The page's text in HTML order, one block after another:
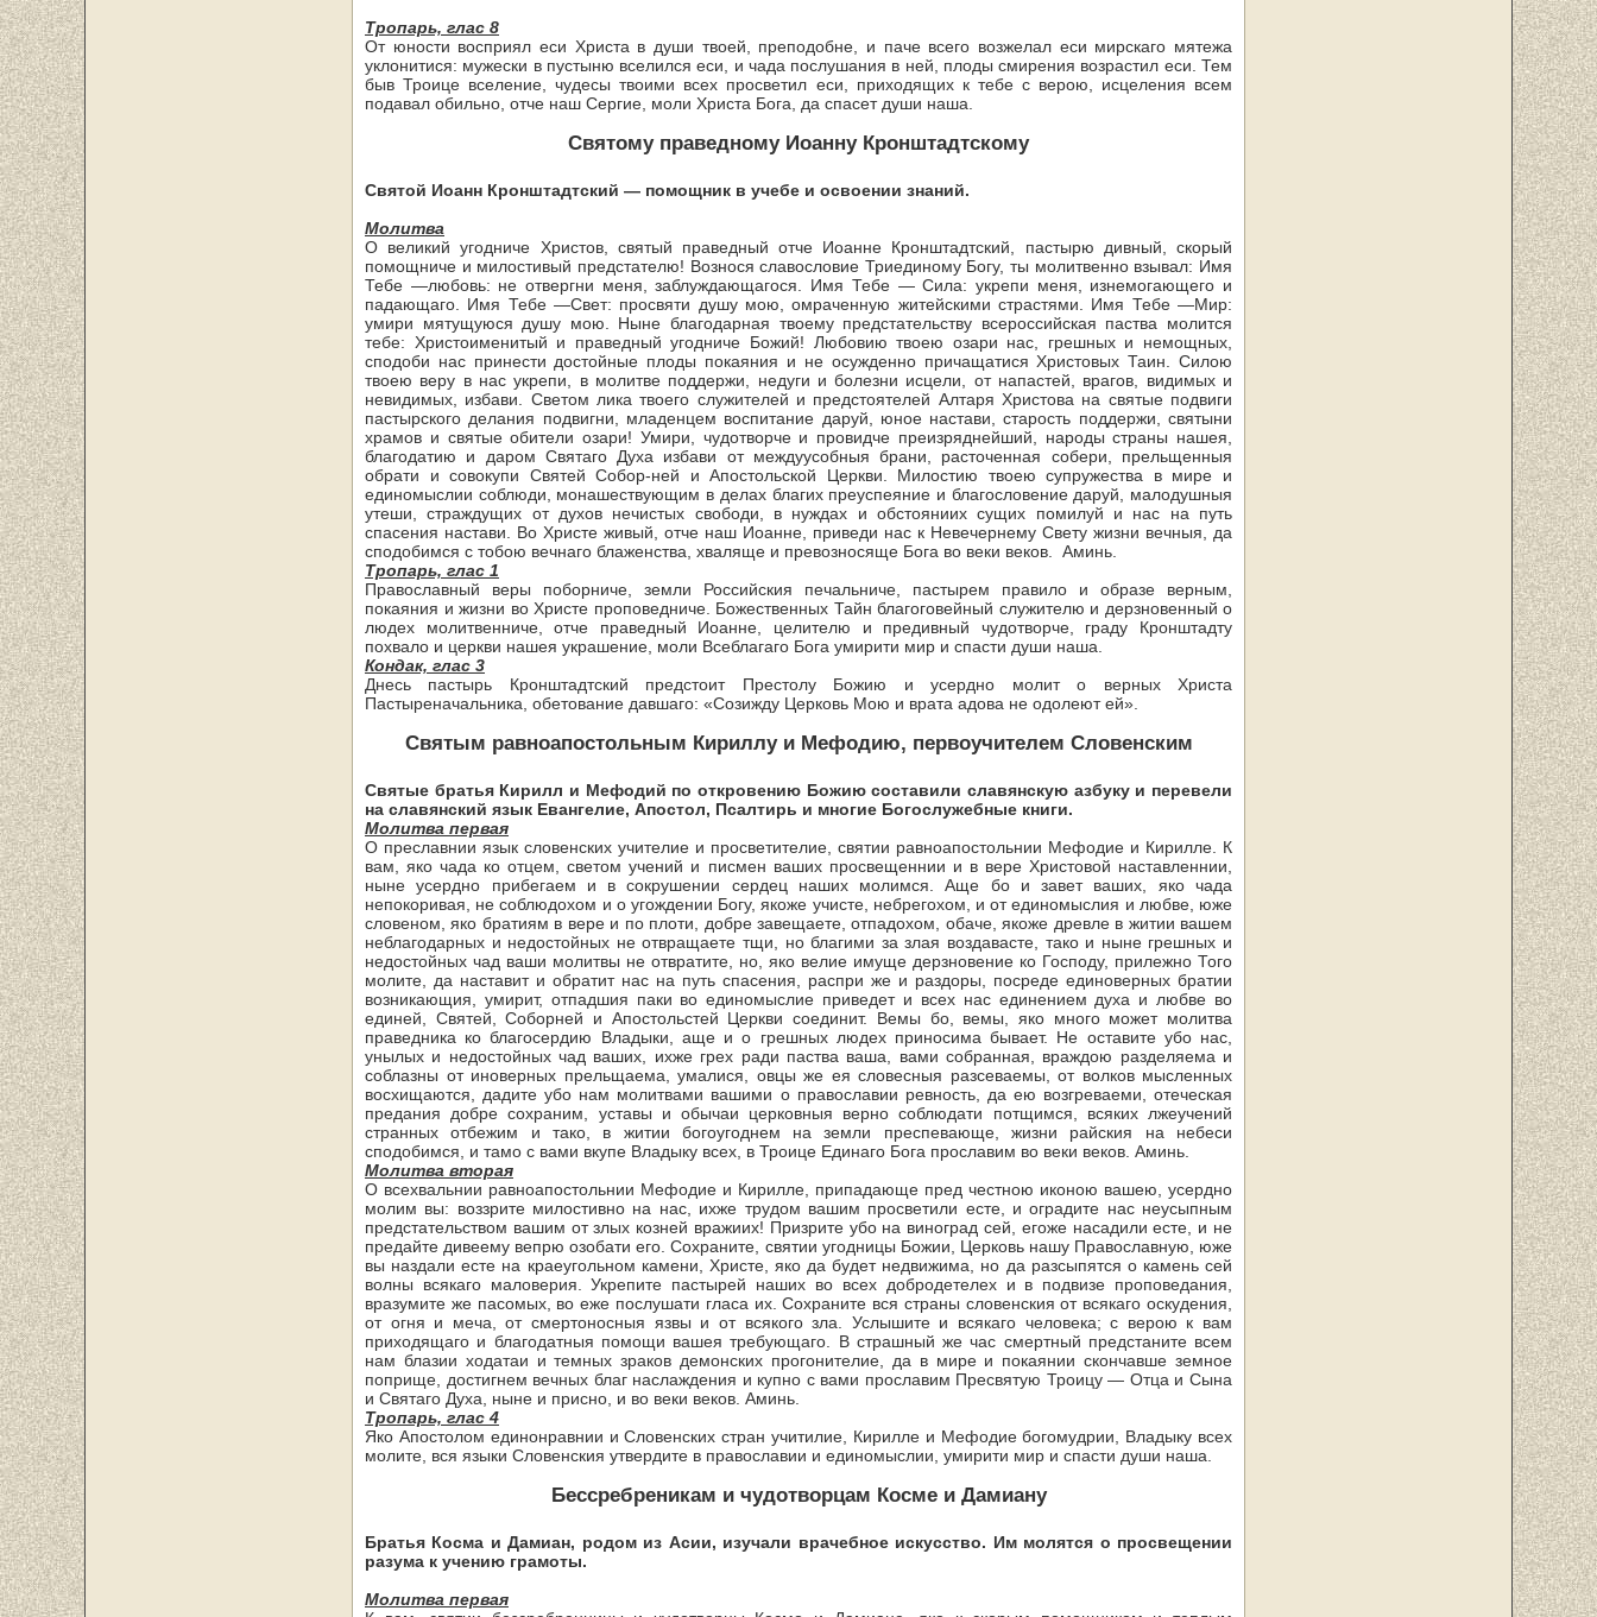
Тропарь, глас 8
От юности восприял еси Христа в души твоей, преподобне, и паче всего возжелал еси мирскаго мятежа
уклонитися: мужески в пустыню вселился еси, и чада послушания в ней, плоды смирения возрастил еси. Тем
быв Троице вселение, чудесы твоими всех просветил еси, приходящих к тебе с верою, исцеления всем
подавал обиль­но, отче наш Сергие, моли Христа Бога, да спасет души наша.
Святому праведному Иоанну Кронштадтскому
Святой Иоанн Кронштадтский — помощник в учебе и освоении знаний.
Молитва
О великий угодниче Христов, святый праведный отче Иоанне Кронштадтский, пастырю дивный, скорый
помощниче и милостивый предстателю! Вознося славословие Триединому Богу, ты молитвенно взывал: Имя
Тебе —любовь: не отвергни меня, заблуждающагося. Имя Тебе — Сила: укрепи меня, изнемогающего и
падающаго. Имя Тебе —Свет: просвяти душу мою, омраченную житейскими страстями. Имя Тебе —Мир:
умири мятущуюся душу мою. Ныне благодарная твоему предстательству всероссийская паства молится
тебе: Христоименитый и праведный угодниче Божий! Любовию твоею озари нас, грешных и немощных,
сподоби нас принести достойные плоды покаяния и не осужденно причащатися Христовых Таин. Силою
твоею веру в нас укрепи, в молитве поддержи, недуги и болезни исцели, от напастей, врагов, видимых и
невидимых, избави. Светом лика твоего служителей и предстоятелей Алтаря Христова на святые подвиги
пастырского делания подвигни, младенцем воспитание даруй, юное настави, старость поддержи, святыни
храмов и святые обители озари! Умири, чудотворче и провидче преизряднейший, народы страны нашея,
благодатию и даром Святаго Духа избави от междуусобныя брани, расточенная со­бери, прельщенныя
обрати и совокупи Святей Собор-ней и Апостольской Церкви. Милостию твоею супружества в мире и
единомыс­лии соблюди, монашествующим в делах благих преуспе­яние и благословение даруй, малодушныя
утеши, страждущих от духов нечистых свободи, в нуждах и обстояниих сущих помилуй и нас на путь
спасения настави. Во Христе живый, отче наш Иоанне, приведи нас к Невечернему Свету жизни вечныя, да
сподобимся с тобою вечнаго блаженства, хваляще и превозносяще Бога во веки веков. Аминь.
Тропарь, глас 1
Православный веры поборниче, зем­ли Российския печальниче, пастырем правило и образе верным,
покаяния и жизни во Христе проповедниче. Боже­ственных Тайн благоговейный служите­лю и дерзновенный о
людех молитвенниче, отче праведный Иоанне, целите­лю и предивный чудотворче, граду Кронштадту
похвало и церкви нашея украшение, моли Всеблагаго Бога умирити мир и спасти души наша.
Кондак, глас 3
Днесь пастырь Кронштадтский пред­стоит Престолу Божию и усердно молит о верных Христа
Пастыреначальника, обетование давшаго: «Созижду Церковь Мою и врата адова не одолеют ей».
Святым равноапостольным Кириллу и Мефодию, первоучителем Словенским
Святые братья Кирилл и Мефодий по откровению Божию составили славянскую азбуку и перевели
на славянский язык Евангелие, Апостол, Псалтирь и многие Богослужебные книги.
Молитва первая
О преславнии язык словенских учителие и просветителие, святии равноапостольнии Мефодие и Кирилле. К
вам, яко чада ко отцем, светом учений и писмен ваших просвещеннии и в вере Христовой наставленнии,
ныне усердно прибегаем и в сокрушении сердец наших мо­лимся. Аще бо и завет ваших, яко чада
непокоривая, не соблюдохом и о угождении Богу, якоже учисте, небрегохом, и от единомыслия и любве, юже
словеном, яко братиям в вере и по плоти, добре завещаете, отпадохом, обаче, якоже древле в житии вашем
неблагодарных и недостойных не отвращаете тщи, но благи­ми за злая воздавасте, тако и ныне грешных и
недостойных чад ваши молитвы не отвратите, но, яко велие имуще дерзновение ко Господу, прилежно Того
молите, да наставит и обратит нас на путь спасения, распри же и раздоры, посреде единоверных братии
возникающия, умирит, отпадшия паки во единомыслие при­ведет и всех нас единением духа и любве во
единей, Святей, Соборней и Апостольстей Церкви соединит. Вемы бо, вемы, яко много может молитва
праведника ко благосердию
Владыки, аще и о грешных людех приносима бывает. Не оставите убо нас,
унылых и недостойных чад ваших, ихже грех ради паства ва­ша, вами собранная, враждою разделяема и
соблазны от иноверных прельщаема, умалися, овцы же ея словесныя разсеваемы, от вол­ков мысленных
восхищаются, дадите убо нам молитвами вашими о православии ревность, да ею возгреваеми, отеческая
предания добре сохраним, уставы и обычаи церковныя верно соблюдати потщимся, всяких лжеучений
странных отбежим и тако, в житии богоугод­нем на земли преспевающе, жизни райския на небеси
сподобимся, и тамо с вами вкупе Вла­дыку всех, в Троице Единаго Бога прославим во веки веков. Аминь.
Молитва вторая
О всехвальнии равноапостольнии Мефодие и Кирилле, припадающе пред честною иконою вашею, усердно
мо­лим вы: воззрите милостивно на нас, ихже трудом вашим просветили есте, и оградите нас неусыпным
предстательством вашим от злых козней вражиих! Призрите убо на виноград сей, егоже насадили есте, и не
предайте дивеему вепрю озобати его. Сохрани­те, святии угодницы Божии, Церковь нашу Православную, юже
вы наздали есте на краеугольном камени, Христе, яко да будет недвижима, но да разсыпятся о камень сей
волны всякаго маловерия. Укрепите пастырей наших во всех добродетелех и в подвизе проповедания,
вразумите же пасомых, во еже послушати гласа их. Сохраните вся страны словенския от всякаго оскудения,
от огня и меча, от смертоносныя язвы и от всякого зла. Услышите и всякаго человека; с верою к вам
приходящаго и благодатныя помощи вашея требующаго. В страшный же час смертный предстаните всем
нам блазии ходатаи и темных зраков демонских прогонителие, да в мире и покаянии скончавше земное
поприще, достигнем вечных благ наслаждения и купно с вами прославим Пресвятую Троицу — Отца и Сына
и Святаго Духа,
ныне и присно, и во веки веков. Аминь.
Тропарь, глас 4
Яко Апостолом единонравнии и Словенских стран учитилие, Кирилле и Мефодие богомудрии, Владыку всех
молите, вся языки Словенския утвер­дите в православии и единомыслии, умирити мир и спасти души наша.
Бессребреникам и чудотворцам Косме и Дамиану
Братья Косма и Дамиан, родом из Асии, изучали врачебное искусство. Им молятся о про­свещении
разума к учению грамоты.
Молитва первая